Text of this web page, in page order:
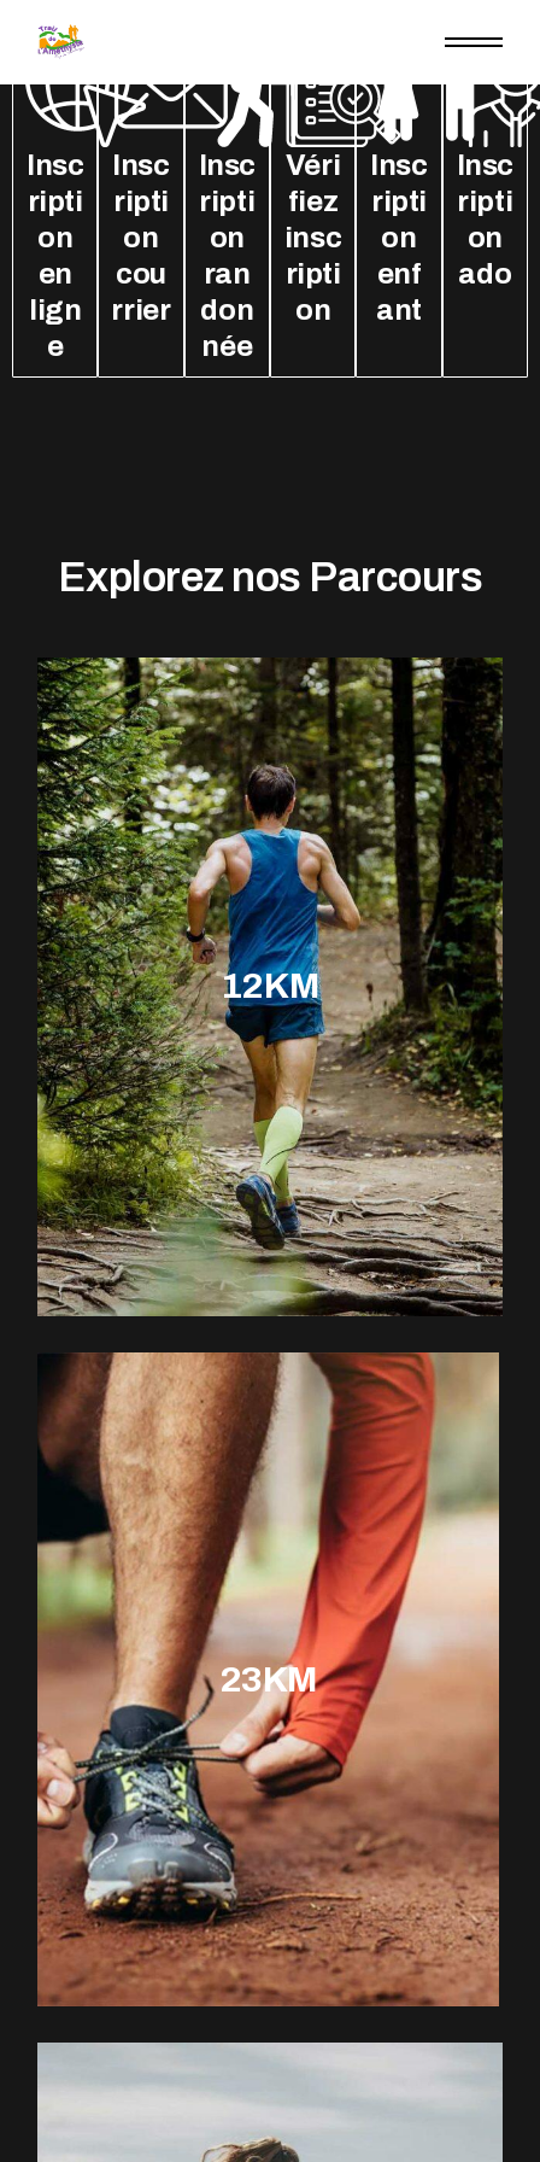
Insc
ripti
on
en
lign
e
Insc
ripti
on
cou
rrier
Insc
ripti
on
ran
don
née
Véri
fiez
insc
ripti
on
Insc
ripti
on
enf
ant
Insc
ripti
on
ado
Explorez nos Parcours
12KM
EXPLOREZ LE PARCOURS
23KM
EXPLOREZ LE PARCOURS